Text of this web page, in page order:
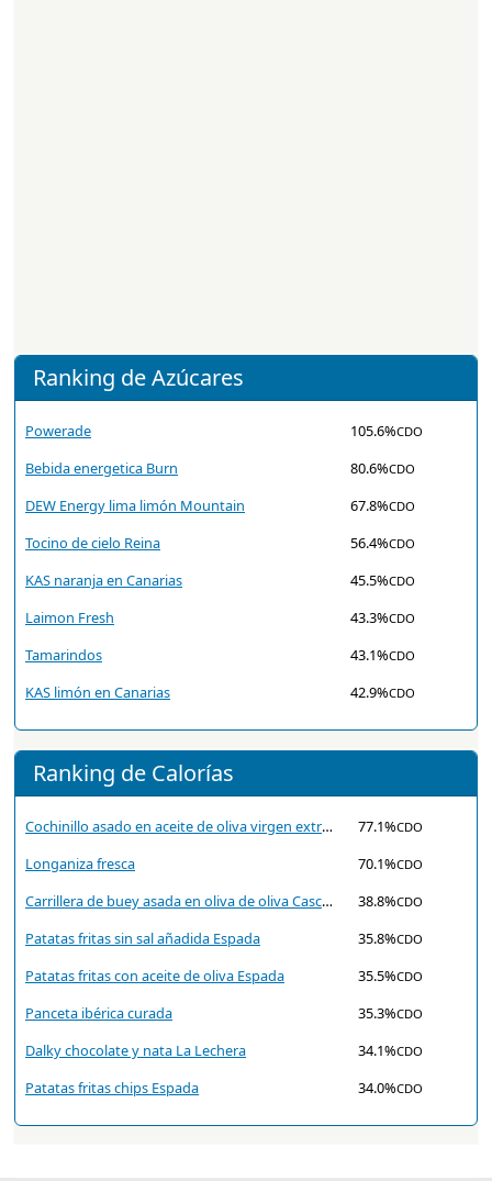
Ranking de Azúcares
Powerade 105.6%CDO
Bebida energetica Burn 80.6%CDO
DEW Energy lima limón Mountain 67.8%CDO
Tocino de cielo Reina 56.4%CDO
KAS naranja en Canarias 45.5%CDO
Laimon Fresh 43.3%CDO
Tamarindos 43.1%CDO
KAS limón en Canarias 42.9%CDO
Ranking de Calorías
Cochinillo asado en aceite de oliva virgen extra Cascajares 77.1%CDO
Longaniza fresca 70.1%CDO
Carrillera de buey asada en oliva de oliva Cascajares 38.8%CDO
Patatas fritas sin sal añadida Espada 35.8%CDO
Patatas fritas con aceite de oliva Espada 35.5%CDO
Panceta ibérica curada 35.3%CDO
Dalky chocolate y nata La Lechera 34.1%CDO
Patatas fritas chips Espada 34.0%CDO